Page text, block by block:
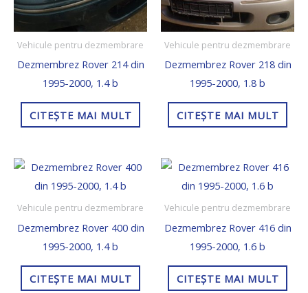
Vehicule pentru dezmembrare
Dezmembrez Rover 214 din
1995-2000, 1.4 b
CITEȘTE MAI MULT
Vehicule pentru dezmembrare
Dezmembrez Rover 218 din
1995-2000, 1.8 b
CITEȘTE MAI MULT
Vehicule pentru dezmembrare
Dezmembrez Rover 400 din
1995-2000, 1.4 b
CITEȘTE MAI MULT
Vehicule pentru dezmembrare
Dezmembrez Rover 416 din
1995-2000, 1.6 b
CITEȘTE MAI MULT